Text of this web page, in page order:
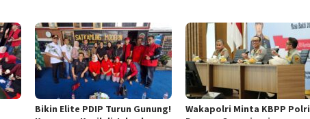
Bikin Elite PDIP Turun Gunung!
Wakapolri Minta KBPP Polri